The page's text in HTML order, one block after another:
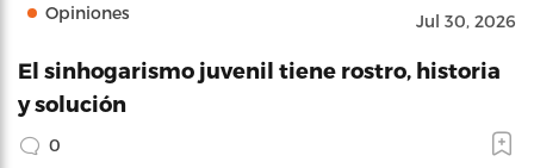
Opiniones Jul 30, 2026
El sinhogarismo juvenil tiene rostro, historia
y solución
0